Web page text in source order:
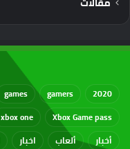
2020
gamers
games
Xbox Game pass
xbox one
أخبار
ألعاب اخبار